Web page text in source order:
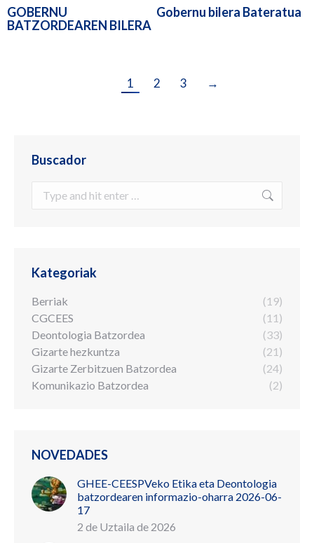
GOBERNU
BATZORDEAREN BILERA
Gobernu bilera Bateratua
1 2 3 →
Buscador
Kategoriak
Berriak
(19)
CGCEES
(11)
Deontologia Batzordea
(33)
Gizarte hezkuntza
(21)
Gizarte Zerbitzuen Batzordea
(24)
Komunikazio Batzordea
(2)
NOVEDADES
GHEE-CEESPVeko Etika eta Deontologia
batzordearen informazio-oharra 2026-06-
17
2 de Uztaila de 2026